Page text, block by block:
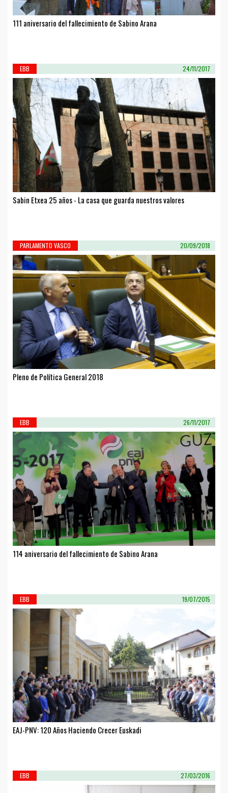
111 aniversario del fallecimiento de Sabino Arana
EBB 24/11/2017
Sabin Etxea 25 años - La casa que guarda nuestros valores
PARLAMENTO VASCO 20/09/2018
Pleno de Política General 2018
EBB 26/11/2017
114 aniversario del fallecimiento de Sabino Arana
EBB 19/07/2015
EAJ-PNV: 120 Años Haciendo Crecer Euskadi
EBB 27/03/2016